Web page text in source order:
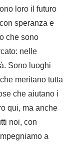
loro il futuro
speranza e
che sono
nelle
Sono luoghi
meritano tutta
che aiutano i
qui, ma anche
noi, con
a